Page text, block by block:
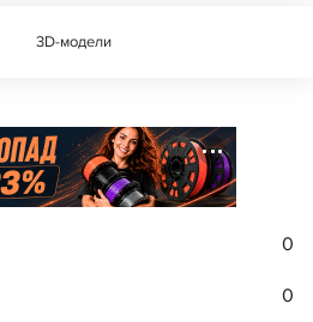
3D-модели
0
0